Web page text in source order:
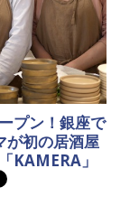
プン！銀座で
が初の居酒屋
KAMERA」